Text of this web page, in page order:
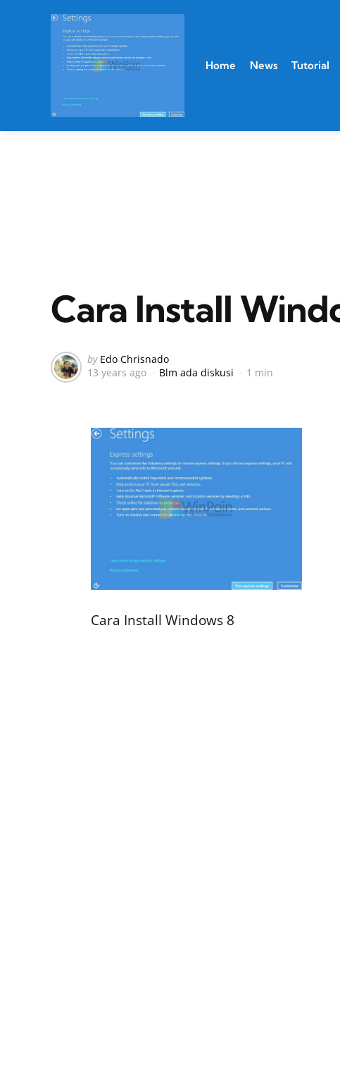
Home News Tutorial
Cara Install
Posted
by
by Edo Chrisnado
13 years ago
Blm ada diskusi 1 min
Cara Install Windows 8